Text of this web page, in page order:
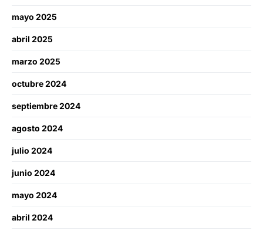
mayo 2025
abril 2025
marzo 2025
octubre 2024
septiembre 2024
agosto 2024
julio 2024
junio 2024
mayo 2024
abril 2024